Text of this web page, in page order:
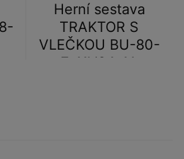
Herní sestava
TRAKTOR S
VLEČKOU BU-80-
7-11V24-1A